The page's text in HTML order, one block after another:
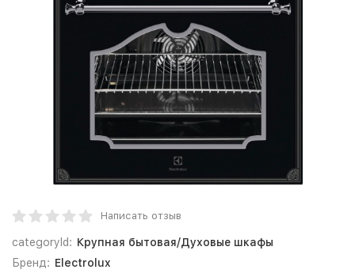
Написать отзыв
categoryId: Крупная бытовая/Духовые шкафы
Бренд: Electrolux